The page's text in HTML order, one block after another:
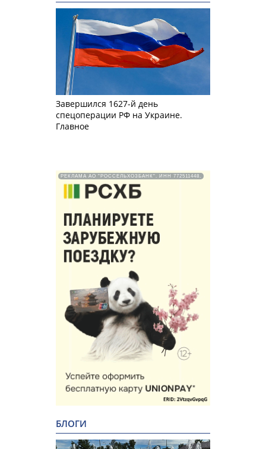
Завершился 1627-й день
спецоперации РФ на Украине.
Главное
РЕКЛАМА АО "РОССЕЛЬХОЗБАНК". ИНН 772511448.
БЛОГИ